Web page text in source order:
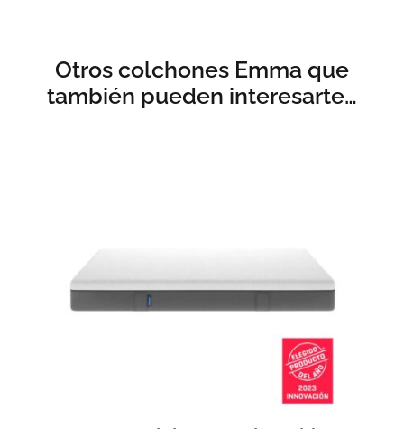
Otros colchones Emma que
también pueden interesarte…
SELECCIONAR OPCIONES
MÚLTIPLES
VARIANTES.
/ DETALLES